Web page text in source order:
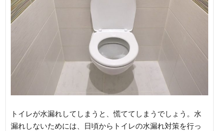
トイレが水漏れしてしまうと、慌ててしまうでしょう。水
漏れしないためには、日頃からトイレの水漏れ対策を行っ